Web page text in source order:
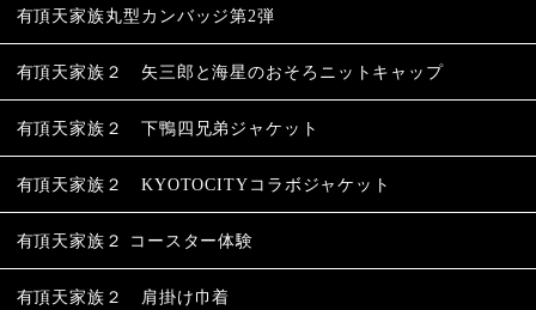
有頂天家族丸型カンバッジ第2弾
有頂天家族２ 矢三郎と海星のおそろニットキャップ
有頂天家族２ 下鴨四兄弟ジャケット
有頂天家族２ KYOTOCITYコラボジャケット
有頂天家族２ コースター体験
有頂天家族２ 肩掛け巾着